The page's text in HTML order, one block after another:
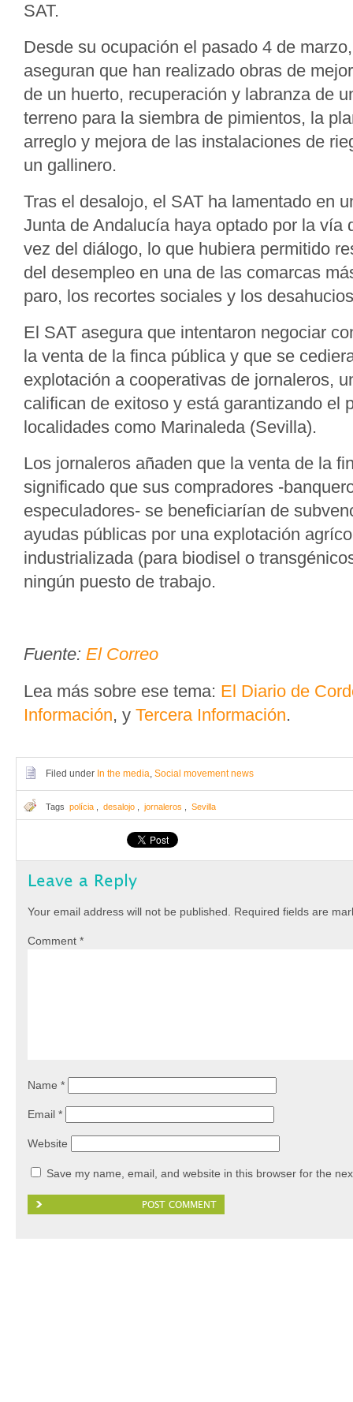
SAT.
Desde su ocupación el pasado 4 de
aseguran que han realizado obras de
de un huerto, recuperación y labranza de
terreno para la siembra de pimientos, la
arreglo y mejora de las instalaciones de
un gallinero.
Tras el desalojo, el SAT ha lamentado en
Junta de Andalucía haya optado por la vía
vez del diálogo, lo que hubiera permitido
del desempleo en una de las comarcas
paro, los recortes sociales y los
El SAT asegura que intentaron negociar
la venta de la finca pública y que se
explotación a cooperativas de jornaleros,
califican de exitoso y está garantizando el
localidades como Marinaleda (Sevilla).
Los jornaleros añaden que la venta de la
significado que sus compradores -
especuladores- se beneficiarían de
ayudas públicas por una explotación
industrializada (para biodisel o
ningún puesto de trabajo.
Fuente: El Correo
Lea más sobre ese tema: El Diario de
Información, y Tercera Información.
Filed under In the media, Social movement news
Tags polícia desalojo jornaleros Sevilla
Leave a Reply
Your email address will not be published. Required fields are
Comment *
Name *
Email *
Website
Save my name, email, and website in this browser for the